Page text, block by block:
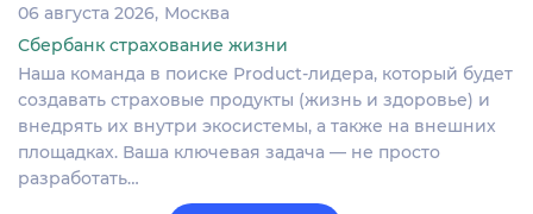
06 августа 2026 Москва
Сбербанк страхование жизни
Наша команда в поиске Product-лидера, который будет
создавать страховые продукты (жизнь и здоровье) и
внедрять их внутри экосистемы, а также на внешних
площадках. Ваша ключевая задача — не просто
разработать…